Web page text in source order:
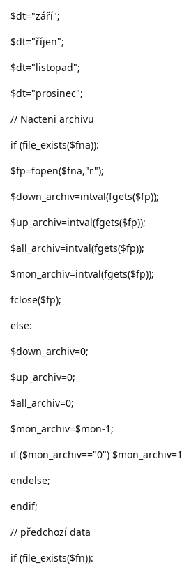
$dt="září";
$dt="říjen";
$dt="listopad";
$dt="prosinec";
// Nacteni archivu
if (file_exists($fna)):
$fp=fopen($fna,"r");
$down_archiv=intval(fgets($fp));
$up_archiv=intval(fgets($fp));
$all_archiv=intval(fgets($fp));
$mon_archiv=intval(fgets($fp));
fclose($fp);
else:
$down_archiv=0;
$up_archiv=0;
$all_archiv=0;
$mon_archiv=$mon-1;
if ($mon_archiv=="0")
endelse;
endif;
// předchozí data
if (file_exists($fn)):